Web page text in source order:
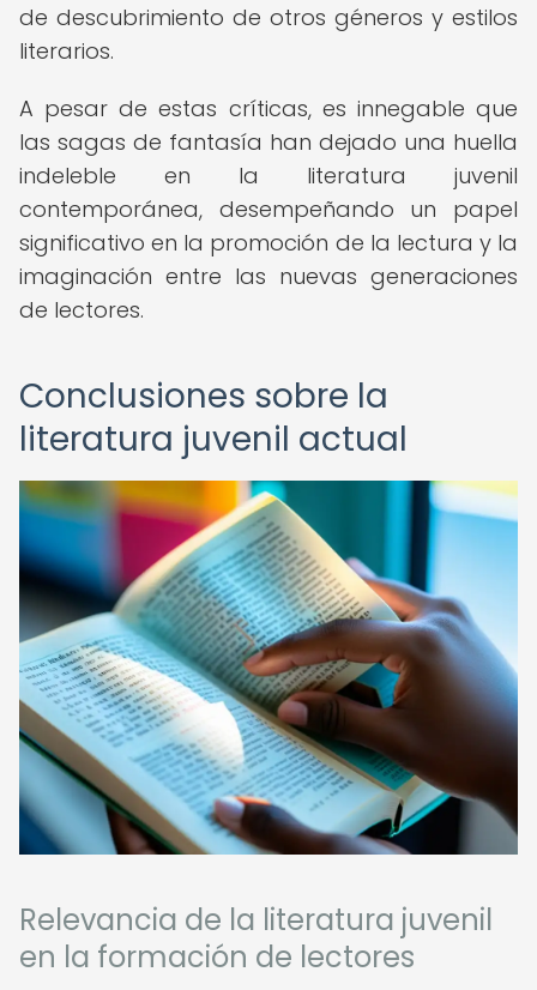
de descubrimiento de otros géneros y estilos
literarios.
A pesar de estas críticas, es innegable que
las sagas de fantasía han dejado una huella
indeleble en la literatura juvenil
contemporánea, desempeñando un papel
significativo en la promoción de la lectura y la
imaginación entre las nuevas generaciones
de lectores.
Conclusiones sobre la
literatura juvenil actual
Relevancia de la literatura juvenil
en la formación de lectores